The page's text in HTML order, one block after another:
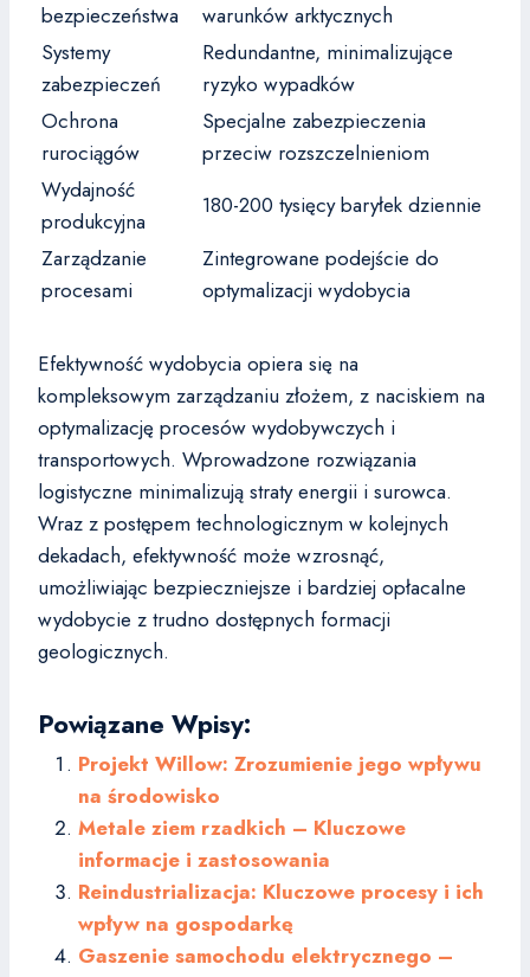
bezpieczeństwa
warunków arktycznych
Systemy
zabezpieczeń
Redundantne, minimalizujące
ryzyko wypadków
Ochrona
rurociągów
Specjalne zabezpieczenia
przeciw rozszczelnieniom
Wydajność
produkcyjna
180-200 tysięcy baryłek dziennie
Zarządzanie
procesami
Zintegrowane podejście do
optymalizacji wydobycia
Efektywność wydobycia opiera się na
kompleksowym zarządzaniu złożem, z naciskiem na
optymalizację procesów wydobywczych i
transportowych. Wprowadzone rozwiązania
logistyczne minimalizują straty energii i surowca.
Wraz z postępem technologicznym w kolejnych
dekadach, efektywność może wzrosnąć,
umożliwiając bezpieczniejsze i bardziej opłacalne
wydobycie z trudno dostępnych formacji
geologicznych.
Powiązane Wpisy:
Projekt Willow: Zrozumienie jego wpływu
na środowisko
Metale ziem rzadkich – Kluczowe
informacje i zastosowania
Reindustrializacja: Kluczowe procesy i ich
wpływ na gospodarkę
Gaszenie samochodu elektrycznego –